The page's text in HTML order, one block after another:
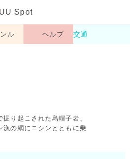
ル ヘルプ 交通
り起こされた烏帽子岩、
漁の網にニシンとともに乗